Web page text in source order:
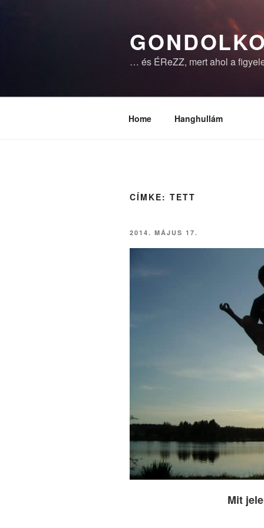
… és ÉReZZ, mert ahol a
Home Hanghullám
CÍMKE: TETT
BEKÜLDVE:
2014. MÁJUS 17.
Mit